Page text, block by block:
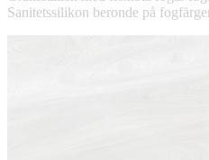
Sanitetssilikon beronde på